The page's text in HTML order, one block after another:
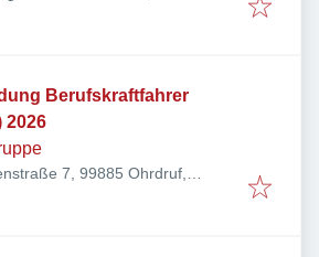
24, 97616 Bad Neustadt an
Berufskraftfahrer
2026
7, 99885 Ohrdruf,